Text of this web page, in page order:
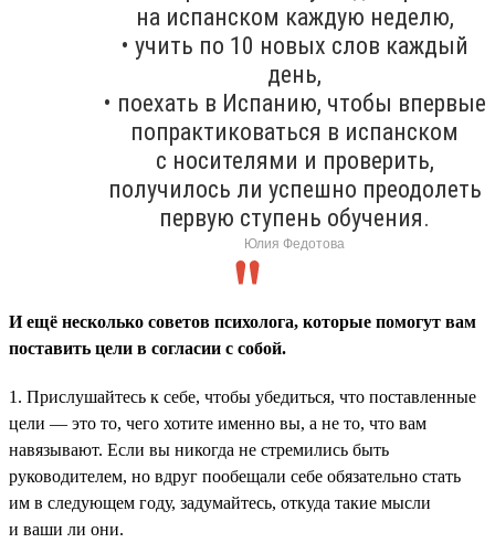
на испанском каждую неделю,
• учить по 10 новых слов каждый
день,
• поехать в Испанию, чтобы впервые
попрактиковаться в испанском
с носителями и проверить,
получилось ли успешно преодолеть
первую ступень обучения.
Юлия Федотова
И ещё несколько советов психолога, которые помогут вам
поставить цели в согласии с собой.
1. Прислушайтесь к себе, чтобы убедиться, что поставленные
цели — это то, чего хотите именно вы, а не то, что вам
навязывают. Если вы никогда не стремились быть
руководителем, но вдруг пообещали себе обязательно стать
им в следующем году, задумайтесь, откуда такие мысли
и ваши ли они.